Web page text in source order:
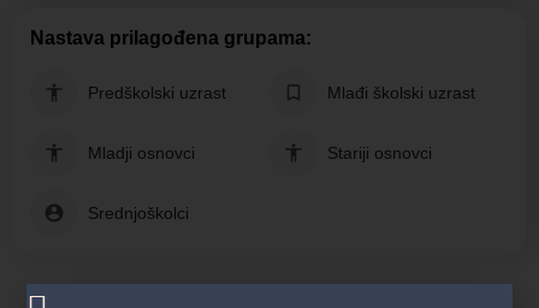
Nastava prilagođena grupama:
Predškolski uzrast Mlađi školski uzrast
Mladji osnovci Stariji osnovci
Srednjoškolci